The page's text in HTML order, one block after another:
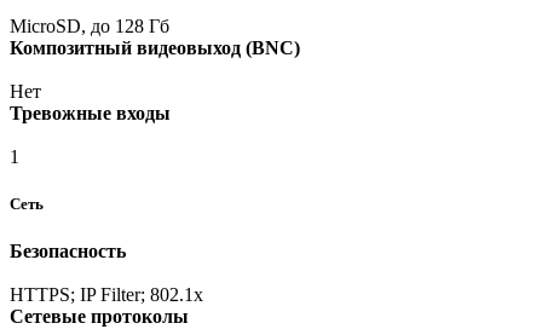
MicroSD, до 128 Гб
Композитный видеовыход (BNC)
Нет
Тревожные входы
1
Сеть
Безопасность
HTTPS; IP Filter; 802.1x
Сетевые протоколы